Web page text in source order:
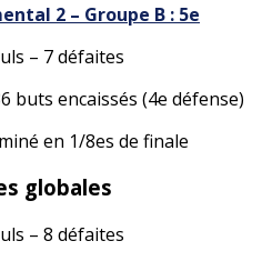
2 – Groupe B : 5e
– 7 défaites
buts encaissés (4e défense)
en 1/8es de finale
globales
– 8 défaites